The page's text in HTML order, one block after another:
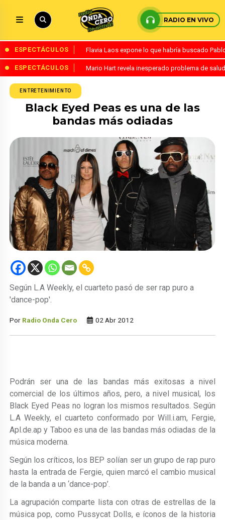
RADIO EN VIVO
ESPECTÁCULOS Flavia Laos expone lo que habría buscado
ESPECTÁCULOS Mario Hart revela inesperado problema de
ENTRETENIMIENTO
Black Eyed Peas es una de las
bandas más odiadas
Según L.A Weekly, el cuarteto pasó de ser rap puro a
'dance-pop'.
Por Radio Onda Cero 02 Abr 2012
Podrán ser una de las bandas más exitosas a nivel
comercial de los últimos años, pero, a nivel musical, los
Black Eyed Peas no logran los mismos resultados. Según
L.A Weekly, el cuarteto conformado por Will.i.am, Fergie,
Apl.de.ap y Taboo es una de las bandas más odiadas de la
música moderna.
Según los críticos, los BEP solían ser un grupo de rap puro
hasta la entrada de Fergie, quien marcó el cambio musical
de la banda a un ‘dance-pop’.
La agrupación comparte lista con otras de estrellas de la
música pop, como Pussycat Dolls, e íconos de la historia